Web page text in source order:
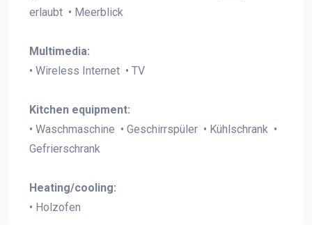
erlaubt • Meerblick
Multimedia:
• Wireless Internet • TV
Kitchen equipment:
• Waschmaschine • Geschirrspüler • Kühlschrank •
Gefrierschrank
Heating/cooling:
• Holzofen